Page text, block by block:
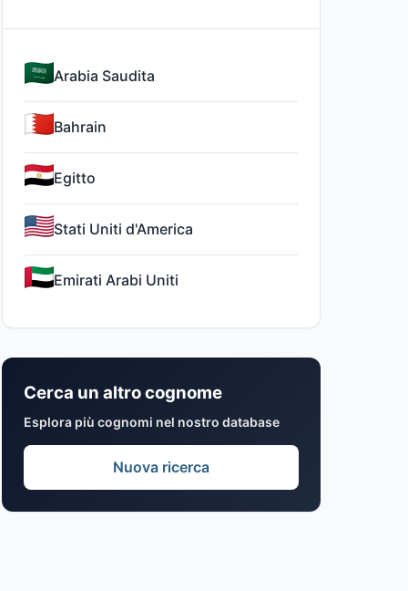
Arabia Saudita
Bahrain
Egitto
Stati Uniti d'America
Emirati Arabi Uniti
Cerca un altro cognome
Esplora più cognomi nel nostro database
Nuova ricerca